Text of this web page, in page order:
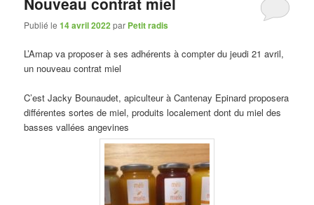
Publié le14 avril 2022par Petit radis
L’Amap va proposer à ses adhérents à compter du jeudi 21 avril,
un nouveau contrat miel
C’est Jacky Bounaudet, apiculteur à Cantenay Epinard proposera
différentes sortes de miel, produits localement dont du miel des
basses vallées angevines